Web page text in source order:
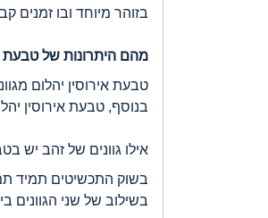
בזוהר מיוחד ובו זמנים
מהם היתרונות של טבעת
טבעת אירוסין יהלום
בנוסף, טבעת אירוסין
אילו גוונים של זהב יש
בשוק התכשיטים תמיד
בשילוב של שני הגוונים